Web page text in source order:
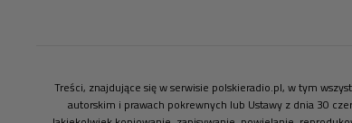
Treści, znajdujące się w serwisie polskieradio.pl, w tym
autorskim i prawach pokrewnych lub Ustawy z dnia 30